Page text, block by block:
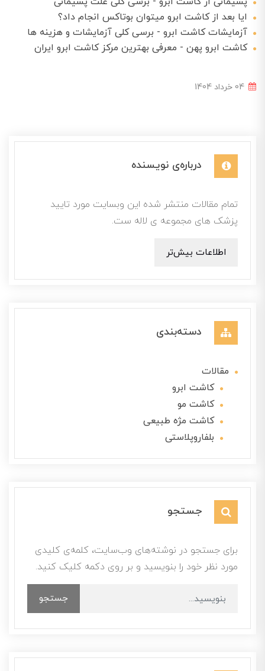
ایا بعد از کاشت ابرو میتوان بوتاکس انجام داد؟
آزمایشات کاشت ابرو - برسی کلی آزمایشات و هزینه ها
کاشت ابرو پهن - معرفی بهترین مرکز کاشت ابرو ایران
درباره‌ی نویسنده
تمام مقالات منتشر شده این وبسایت مورد تایید
پزشک های مجموعه ی لاله ست.
اطلاعات بیش‌تر
دسته‌بندی
مقالات
کاشت ابرو
کاشت مو
کاشت مژه طبیعی
بلفاروپلاستی
جستجو
برای جستجو در نوشته‌های وب‌سایت، کلمه‌ی کلیدی
مورد نظر خود را بنویسید و بر روی دکمه کلیک کنید.
جستجو